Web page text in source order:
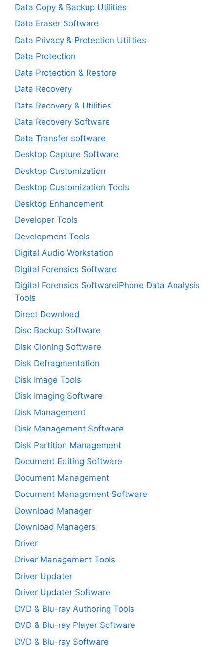
Data Copy & Backup Utilities
Data Eraser Software
Data Privacy & Protection Utilities
Data Protection
Data Protection & Restore
Data Recovery
Data Recovery & Utilities
Data Recovery Software
Data Transfer software
Desktop Capture Software
Desktop Customization
Desktop Customization Tools
Desktop Enhancement
Developer Tools
Development Tools
Digital Audio Workstation
Digital Forensics Software
Digital Forensics SoftwareiPhone Data Analysis
Tools
Direct Download
Disc Backup Software
Disk Cloning Software
Disk Defragmentation
Disk Image Tools
Disk Imaging Software
Disk Management
Disk Management Software
Disk Partition Management
Document Editing Software
Document Management
Document Management Software
Download Manager
Download Managers
Driver
Driver Management Tools
Driver Updater
Driver Updater Software
DVD & Blu-ray Authoring Tools
DVD & Blu-ray Player Software
DVD & Blu-ray Software